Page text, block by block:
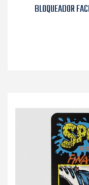
BLOQUEADOR